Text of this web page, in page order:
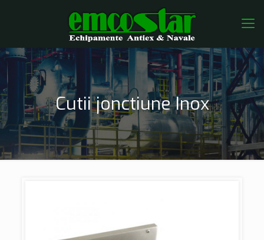
Cutii jonctiune Inox